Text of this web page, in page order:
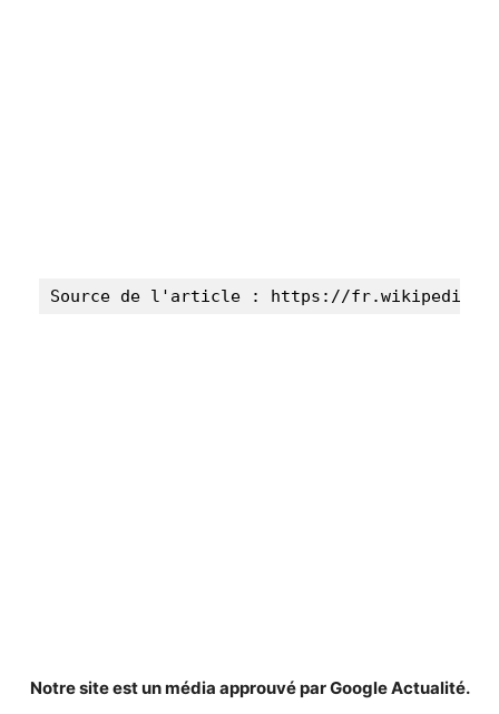
Source de l'article : https://
Notre site est un média approuvé par Google Actualité.